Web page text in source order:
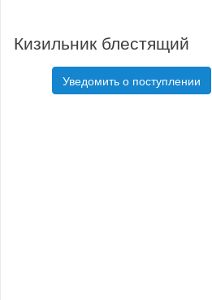
Кизильник блестящий
Уведомить о поступлении